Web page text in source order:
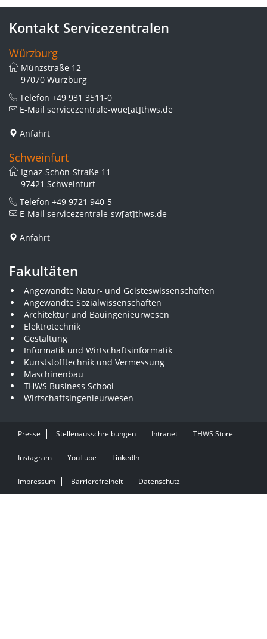
Kontakt Servicezentralen
Würzburg
Münzstraße 12
97070 Würzburg
Telefon +49 931 3511-0
E-Mail servicezentrale-wue[at]thws.de
Anfahrt
Schweinfurt
Ignaz-Schön-Straße 11
97421 Schweinfurt
Telefon +49 9721 940-5
E-Mail servicezentrale-sw[at]thws.de
Anfahrt
Fakultäten
Angewandte Natur- und Geisteswissenschaften
Angewandte Sozialwissenschaften
Architektur und Bauingenieurwesen
Elektrotechnik
Gestaltung
Informatik und Wirtschaftsinformatik
Kunststofftechnik und Vermessung
Maschinenbau
THWS Business School
Wirtschaftsingenieurwesen
Presse Stellenausschreibungen Intranet THWS Store
Instagram YouTube LinkedIn
Impressum Barrierefreiheit Datenschutz